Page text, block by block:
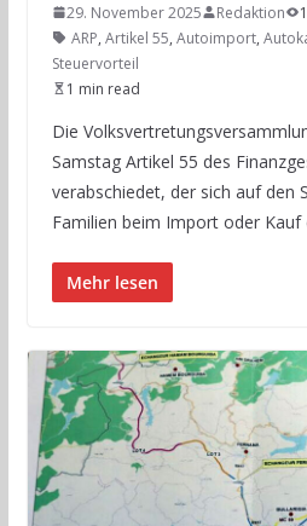
29. November 2025 Redaktion
ARP, Artikel 55, Autoimport,
Steuervorteil
1 min read
Die
Samstag Artikel 55 des
verabschiedet, der sich auf den
Familien beim Import oder
Mehr lesen